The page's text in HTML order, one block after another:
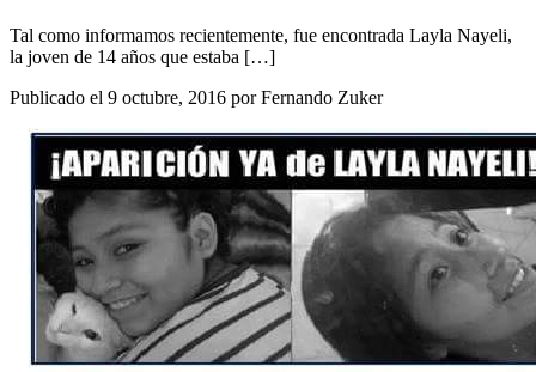
Tal como informamos recientemente, fue encontrada Layla Nayeli,
la joven de 14 años que estaba […]
Publicado el 9 octubre, 2016 por Fernando Zuker